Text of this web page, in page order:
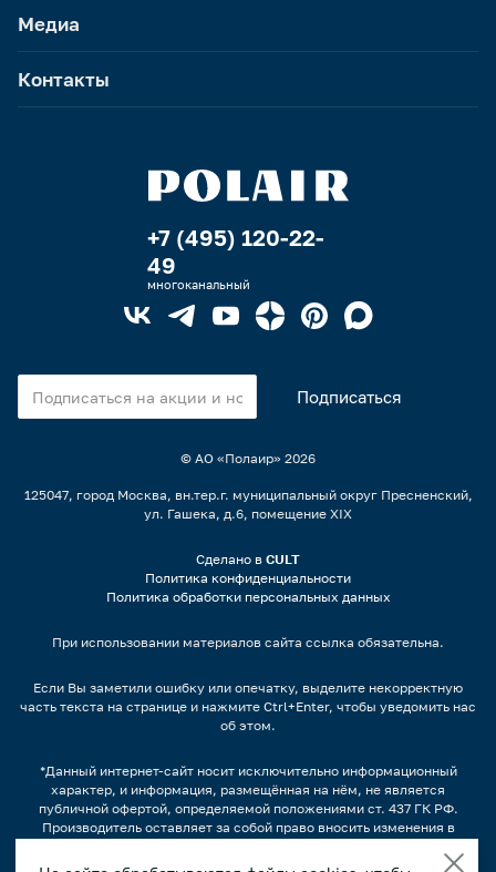
Медиа
Контакты
+7 (495) 120-22-
49
многоканальный
© АО «Полаир» 2026
125047, город Москва, вн.тер.г. муниципальный округ Пресненский,
ул. Гашека, д.6, помещение XIX
Сделано в CULT
Политика конфиденциальности
Политика обработки персональных данных
При использовании материалов сайта ссылка обязательна.
Если Вы заметили ошибку или опечатку, выделите некорректную
часть текста на странице и нажмите Ctrl+Enter, чтобы уведомить нас
об этом.
*Данный интернет-сайт носит исключительно информационный
характер, и информация, размещённая на нём, не является
публичной офертой, определяемой положениями ст. 437 ГК РФ.
Производитель оставляет за собой право вносить изменения в
предварительного уведомления.